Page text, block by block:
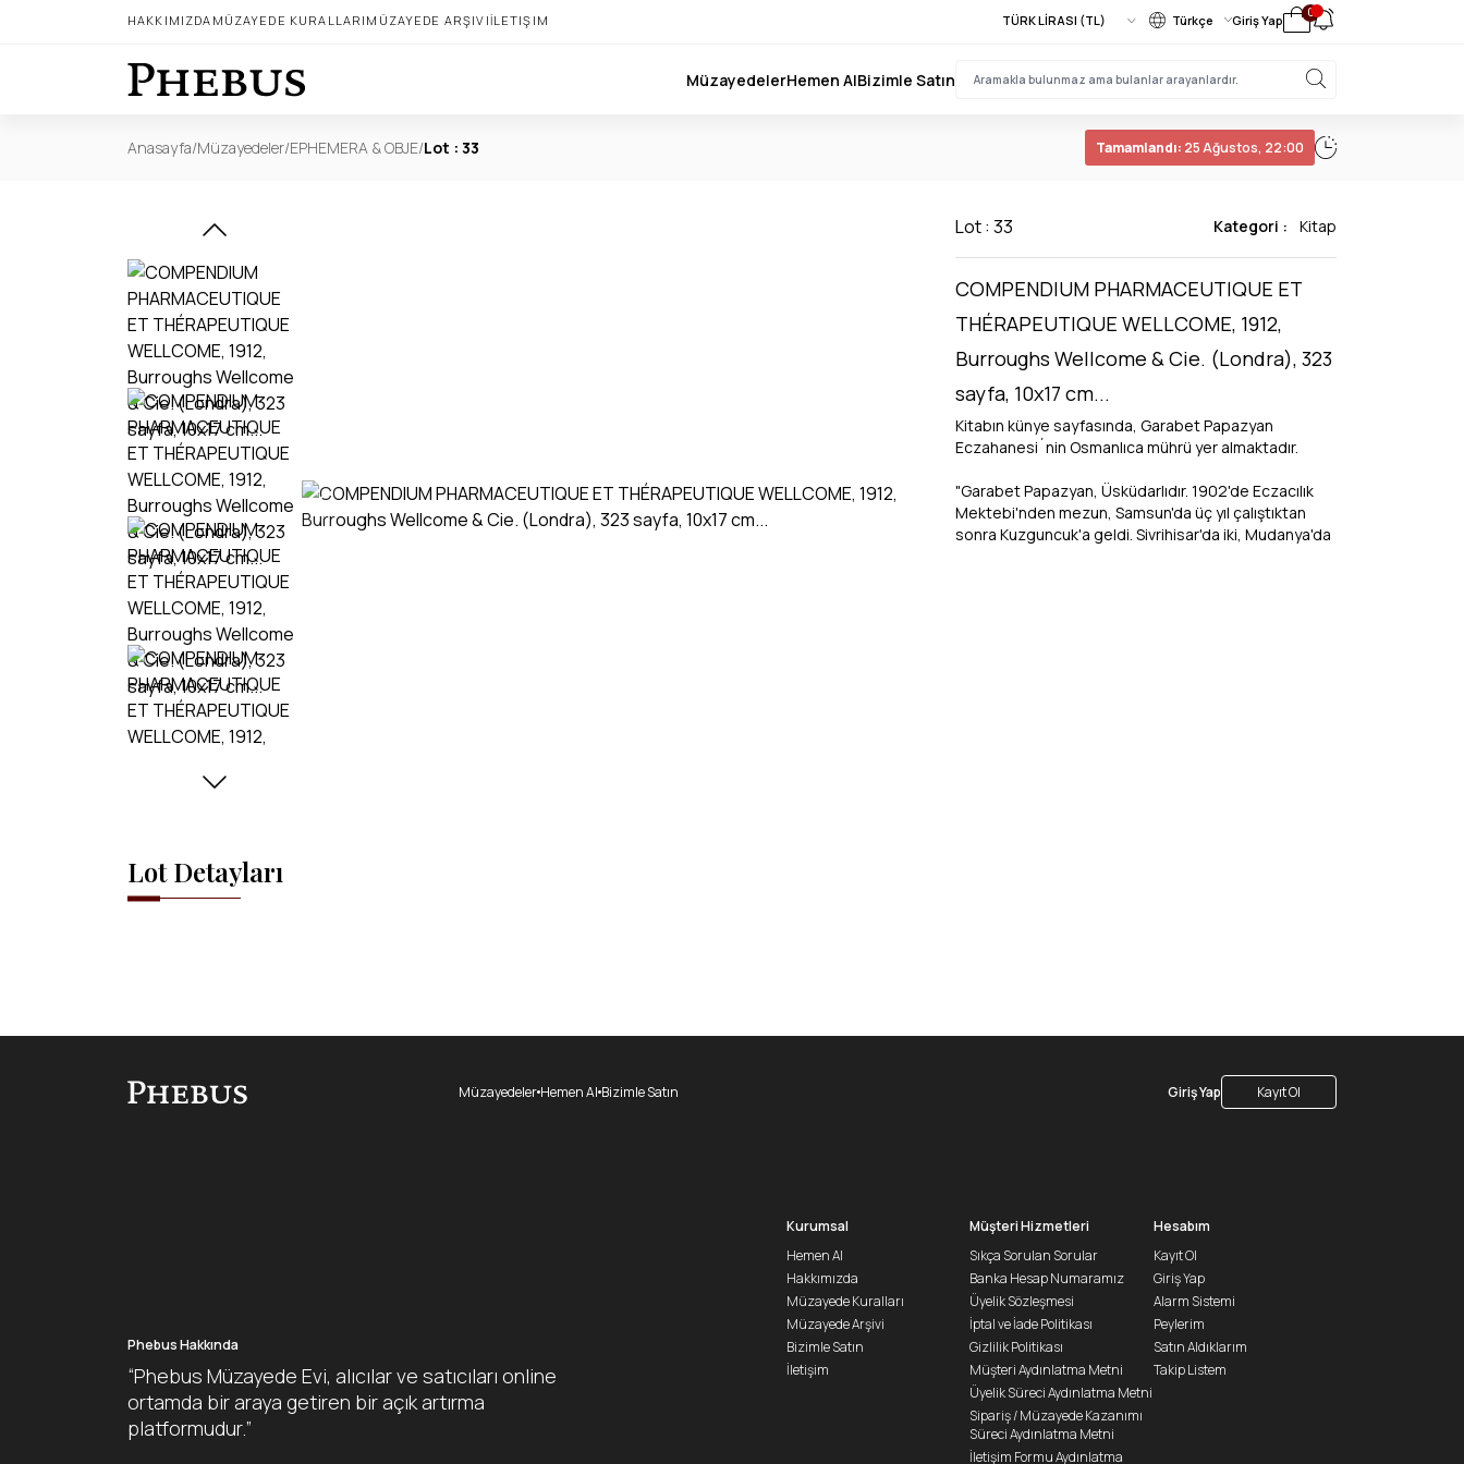
HAKKIMIZDA MÜZAYEDE KURALLARI MÜZAYEDE ARŞIVIİLETIŞIM Türkçe Giriş Yap 0
MüzayedelerHemen AlBizimle Satın
Anasayfa/Müzayedeler/EPHEMERA & OBJE/Lot : 33 Tamamlandı: 25 Ağustos, 22:00
Lot Detayları
Lot : 33 Kategori : Kitap
COMPENDIUM PHARMACEUTIQUE ET
THÉRAPEUTIQUE WELLCOME, 1912,
Burroughs Wellcome & Cie. (Londra), 323
sayfa, 10x17 cm...
Kitabın künye sayfasında, Garabet Papazyan
Eczahanesi´nin Osmanlıca mührü yer almaktadır.
"Garabet Papazyan, Üsküdarlıdır. 1902'de Eczacılık
Mektebi'nden mezun, Samsun'da üç yıl çalıştıktan
sonra Kuzguncuk'a geldi. Sivrihisar'da iki, Mudanya'da
MüzayedelerHemen Al Bizimle Satın Giriş Yap Kayıt Ol
Phebus Hakkında
“Phebus Müzayede Evi, alıcılar ve satıcıları online
ortamda bir araya getiren bir açık artırma
platformudur.”
Kurumsal
Hemen Al
Hakkımızda
Müzayede Kuralları
Müzayede Arşivi
Bizimle Satın
İletişim
Müşteri Hizmetleri
Sıkça Sorulan Sorular
Banka Hesap Numaramız
Üyelik Sözleşmesi
İptal ve İade Politikası
Gizlilik Politikası
Müşteri Aydınlatma Metni
Üyelik Süreci Aydınlatma Metni
Sipariş / Müzayede Kazanımı
Süreci Aydınlatma Metni
İletişim Formu Aydınlatma
Hesabım
Kayıt Ol
Giriş Yap
Alarm Sistemi
Peylerim
Satın Aldıklarım
Takip Listem